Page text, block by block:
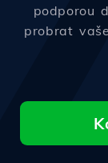
podporou
probrat